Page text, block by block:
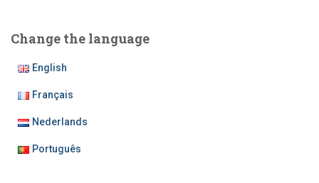
Change the language
English
Français
Nederlands
Português